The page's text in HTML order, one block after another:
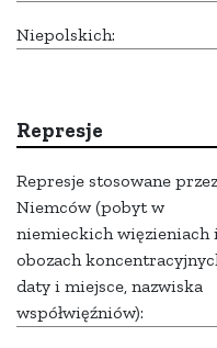
Niepolskich:
Represje
Represje stosowane przez
Niemców (pobyt w
niemieckich więzieniach
obozach
daty i miejsce, nazwiska
współwięźniów):